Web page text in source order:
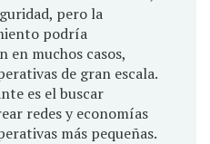
pero la
podría
en muchos casos,
de gran escala.
es el buscar
redes y economías
más pequeñas.